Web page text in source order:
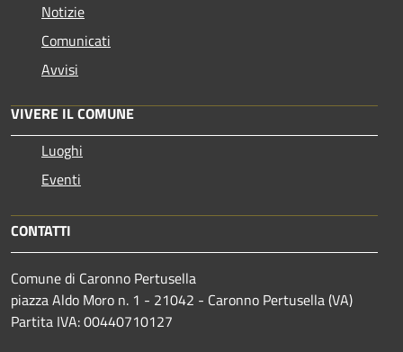
Notizie
Comunicati
Avvisi
VIVERE IL COMUNE
Luoghi
Eventi
CONTATTI
Comune di Caronno Pertusella
piazza Aldo Moro n. 1 - 21042 - Caronno Pertusella (VA)
Partita IVA: 00440710127